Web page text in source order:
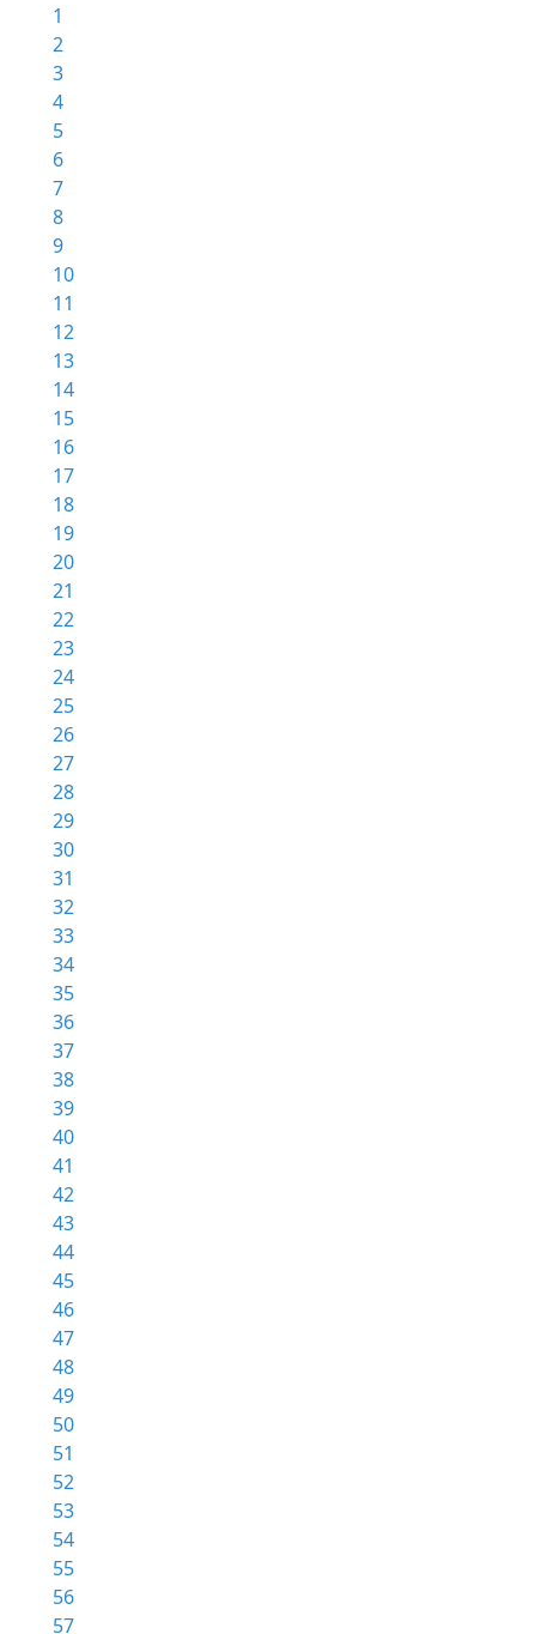
1
2
3
4
5
6
7
8
9
10
11
12
13
14
15
16
17
18
19
20
21
22
23
24
25
26
27
28
29
30
31
32
33
34
35
36
37
38
39
40
41
42
43
44
45
46
47
48
49
50
51
52
53
54
55
56
57